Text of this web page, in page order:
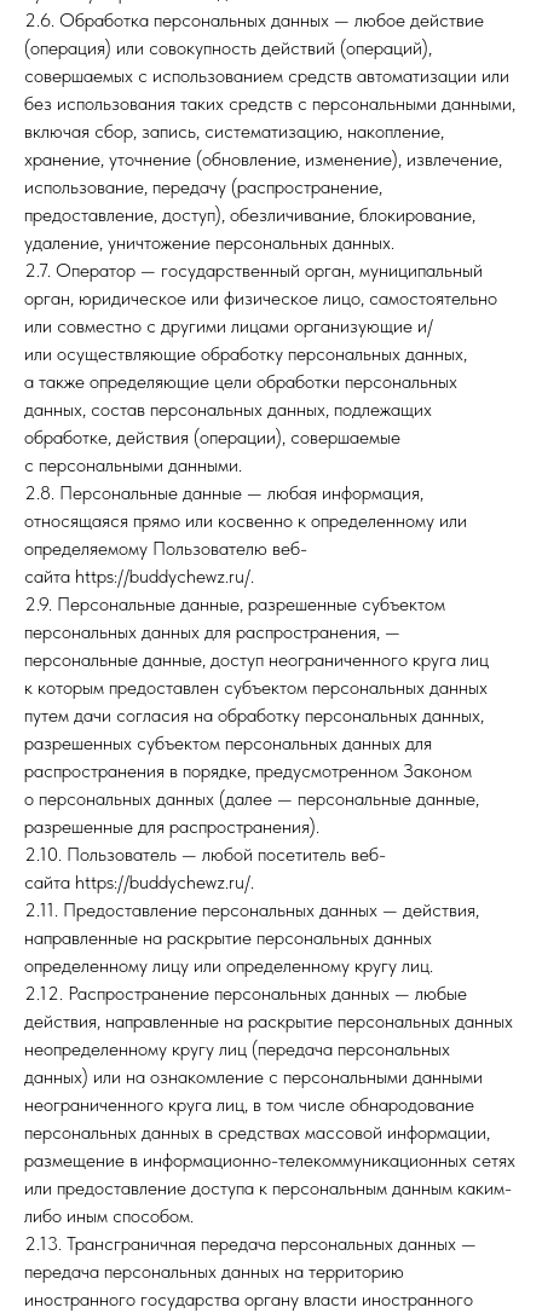
2.6. Обработка персональных данных — любое действие
(операция) или совокупность действий (операций),
совершаемых с использованием средств автоматизации или
без использования таких средств с персональными данными,
включая сбор, запись, систематизацию, накопление,
хранение, уточнение (обновление, изменение), извлечение,
использование, передачу (распространение,
предоставление, доступ), обезличивание, блокирование,
удаление, уничтожение персональных данных.
2.7. Оператор — государственный орган, муниципальный
орган, юридическое или физическое лицо, самостоятельно
или совместно с другими лицами организующие и/
или осуществляющие обработку персональных данных,
а также определяющие цели обработки персональных
данных, состав персональных данных, подлежащих
обработке, действия (операции), совершаемые
с персональными данными.
2.8. Персональные данные — любая информация,
относящаяся прямо или косвенно к определенному или
определяемому Пользователю веб-
сайта https://buddychewz.ru/.
2.9. Персональные данные, разрешенные субъектом
персональных данных для распространения, —
персональные данные, доступ неограниченного круга лиц
к которым предоставлен субъектом персональных данных
путем дачи согласия на обработку персональных данных,
разрешенных субъектом персональных данных для
распространения в порядке, предусмотренном Законом
о персональных данных (далее — персональные данные,
разрешенные для распространения).
2.10. Пользователь — любой посетитель веб-
сайта https://buddychewz.ru/.
2.11. Предоставление персональных данных — действия,
направленные на раскрытие персональных данных
определенному лицу или определенному кругу лиц.
2.12. Распространение персональных данных — любые
действия, направленные на раскрытие персональных данных
неопределенному кругу лиц (передача персональных
данных) или на ознакомление с персональными данными
неограниченного круга лиц, в том числе обнародование
персональных данных в средствах массовой информации,
размещение в информационно-телекоммуникационных сетях
или предоставление доступа к персональным данным каким-
либо иным способом.
2.13. Трансграничная передача персональных данных —
передача персональных данных на территорию
иностранного государства органу власти иностранного